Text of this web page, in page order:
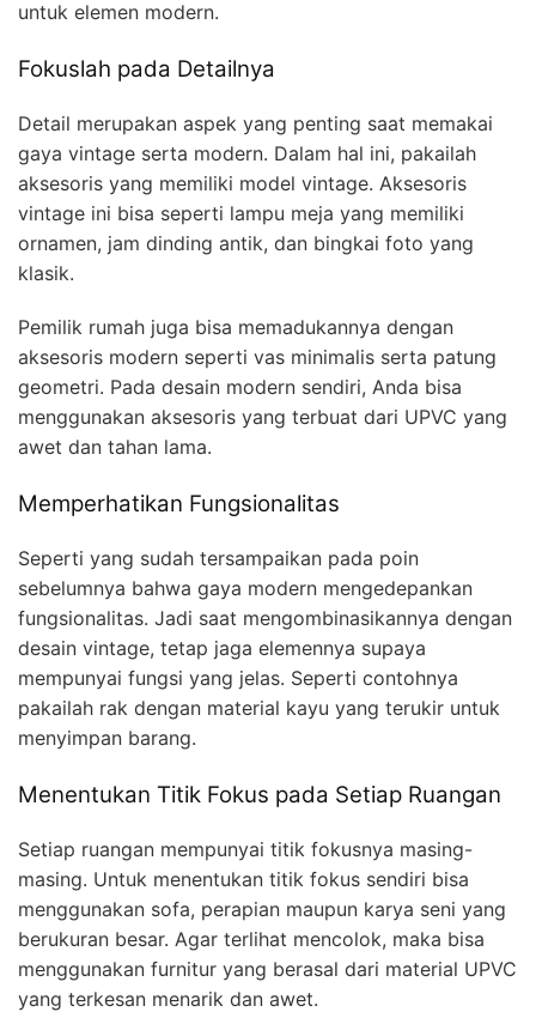
untuk elemen modern.
Fokuslah pada Detailnya
Detail merupakan aspek yang penting saat memakai
gaya vintage serta modern. Dalam hal ini, pakailah
aksesoris yang memiliki model vintage. Aksesoris
vintage ini bisa seperti lampu meja yang memiliki
ornamen, jam dinding antik, dan bingkai foto yang
klasik.
Pemilik rumah juga bisa memadukannya dengan
aksesoris modern seperti vas minimalis serta patung
geometri. Pada desain modern sendiri, Anda bisa
menggunakan aksesoris yang terbuat dari UPVC yang
awet dan tahan lama.
Memperhatikan Fungsionalitas
Seperti yang sudah tersampaikan pada poin
sebelumnya bahwa gaya modern mengedepankan
fungsionalitas. Jadi saat mengombinasikannya dengan
desain vintage, tetap jaga elemennya supaya
mempunyai fungsi yang jelas. Seperti contohnya
pakailah rak dengan material kayu yang terukir untuk
menyimpan barang.
Menentukan Titik Fokus pada Setiap Ruangan
Setiap ruangan mempunyai titik fokusnya masing-
masing. Untuk menentukan titik fokus sendiri bisa
menggunakan sofa, perapian maupun karya seni yang
berukuran besar. Agar terlihat mencolok, maka bisa
menggunakan furnitur yang berasal dari material UPVC
yang terkesan menarik dan awet.